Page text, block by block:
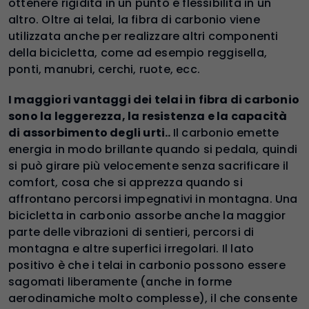
altro. Oltre ai telai, la fibra di carbonio viene
utilizzata anche per realizzare altri componenti
della bicicletta, come ad esempio reggisella,
ponti, manubri, cerchi, ruote, ecc.
I maggiori vantaggi dei telai in fibra di carbonio
sono la leggerezza, la resistenza e la capacità
di assorbimento degli urti.. Il carbonio emette
energia in modo brillante quando si pedala, quindi
si può girare più velocemente senza sacrificare il
comfort, cosa che si apprezza quando si
affrontano percorsi impegnativi in montagna. Una
bicicletta in carbonio assorbe anche la maggior
parte delle vibrazioni di sentieri, percorsi di
montagna e altre superfici irregolari. Il lato
positivo è che i telai in carbonio possono essere
sagomati liberamente (anche in forme
aerodinamiche molto complesse), il che consente